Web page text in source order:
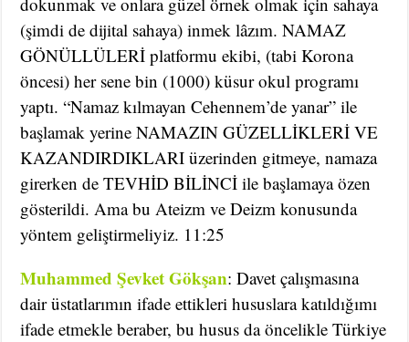
(şimdi de dijital sahaya) inmek lâzım. NAMAZ
GÖNÜLLÜLERİ platformu ekibi, (tabi Korona
öncesi) her sene bin (1000) küsur okul programı
yaptı. “Namaz kılmayan Cehennem’de yanar” ile
başlamak yerine NAMAZIN GÜZELLİKLERİ VE
KAZANDIRDIKLARI üzerinden gitmeye, namaza
girerken de TEVHİD BİLİNCİ ile başlamaya özen
gösterildi. Ama bu Ateizm ve Deizm konusunda
yöntem geliştirmeliyiz. 11:25
Muhammed Şevket Gökşan: Davet çalışmasına
dair üstatlarımın ifade ettikleri hususlara katıldığımı
ifade etmekle beraber, bu husus da öncelikle Türkiye